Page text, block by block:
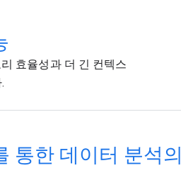
효율성과 더 긴 컨텍스
통한 데이터 분석의